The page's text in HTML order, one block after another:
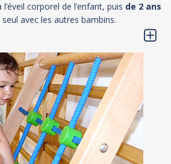
corporel de l’enfant, puis de 2 ans
avec les autres bambins.